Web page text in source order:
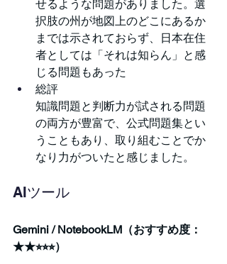
せるような問題がありました。選
択肢の州が地図上のどこにあるか
までは示されておらず、日本在住
者としては「それは知らん」と感
じる問題もあった
総評
知識問題と判断力が試される問題
の両方が豊富で、公式問題集とい
うこともあり、取り組むことでか
なり力がついたと感じました。
AIツール
Gemini / NotebookLM（おすすめ度：
★★⭐︎⭐︎⭐︎）